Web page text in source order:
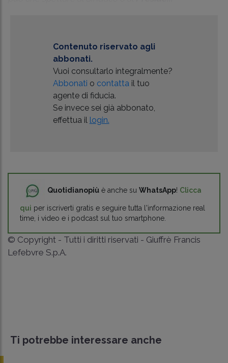
Contenuto riservato agli
abbonati.
Vuoi consultarlo integralmente?
Abbonati o contatta il tuo
agente di fiducia.
Se invece sei già abbonato,
effettua il login.
Quotidianopiù è anche su WhatsApp! Clicca
qui per iscriverti gratis e seguire tutta l'informazione real
time, i video e i podcast sul tuo smartphone.
© Copyright - Tutti i diritti riservati - Giuffrè Francis
Lefebvre S.p.A.
Ti potrebbe interessare anche